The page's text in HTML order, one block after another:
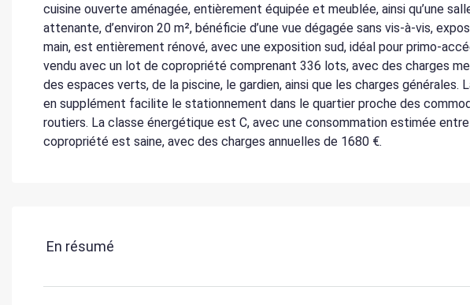
cuisine ouverte aménagée, entièrement équipée et meublée, ainsi qu’une
attenante, d’environ 20 m², bénéficie d’une vue dégagée sans vis-à-vis,
main, est entièrement rénové, avec une exposition sud, idéal pour primo-
vendu avec un lot de copropriété comprenant 336 lots, avec des charges
des espaces verts, de la piscine, le gardien, ainsi que les charges générales.
en supplément facilite le stationnement dans le quartier proche des
routiers. La classe énergétique est C, avec une consommation estimée
copropriété est saine, avec des charges annuelles de 1680 €.
En résumé